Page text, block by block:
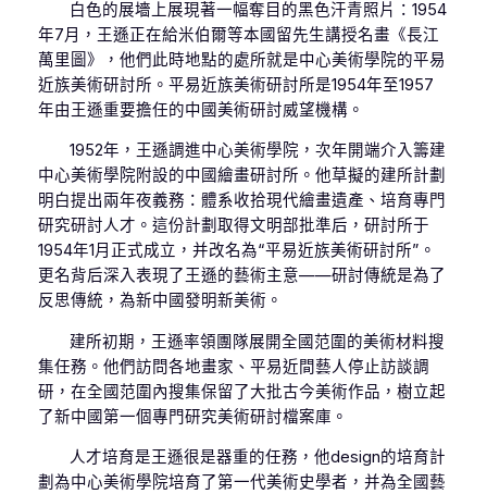
白色的展墻上展現著一幅奪目的黑色汗青照片：1954
年7月，王遜正在給米伯爾等本國留先生講授名畫《長江
萬里圖》，他們此時地點的處所就是中心美術學院的平易
近族美術研討所。平易近族美術研討所是1954年至1957
年由王遜重要擔任的中國美術研討威望機構。
1952年，王遜調進中心美術學院，次年開端介入籌建
中心美術學院附設的中國繪畫研討所。他草擬的建所計劃
明白提出兩年夜義務：體系收拾現代繪畫遺產、培育專門
研究研討人才。這份計劃取得文明部批準后，研討所于
1954年1月正式成立，并改名為“平易近族美術研討所”。
更名背后深入表現了王遜的藝術主意——研討傳統是為了
反思傳統，為新中國發明新美術。
建所初期，王遜率領團隊展開全國范圍的美術材料搜
集任務。他們訪問各地畫家、平易近間藝人停止訪談調
研，在全國范圍內搜集保留了大批古今美術作品，樹立起
了新中國第一個專門研究美術研討檔案庫。
人才培育是王遜很是器重的任務，他design的培育計
劃為中心美術學院培育了第一代美術史學者，并為全國藝